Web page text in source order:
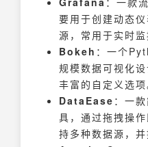
要用于创建动态
源，常用于实时
Bokeh ：一个
规模数据可视化
丰富的自定义选项
DataEase ：一
具，通过拖拽操
持多种数据源，